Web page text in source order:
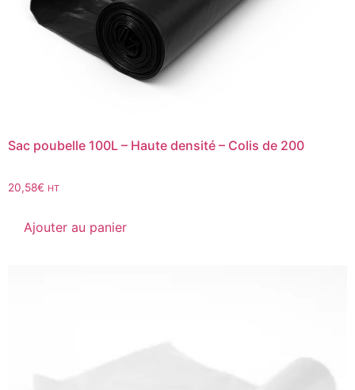
Sac poubelle 100L – Haute densité – Colis de 200
20,58€ HT
Ajouter au panier